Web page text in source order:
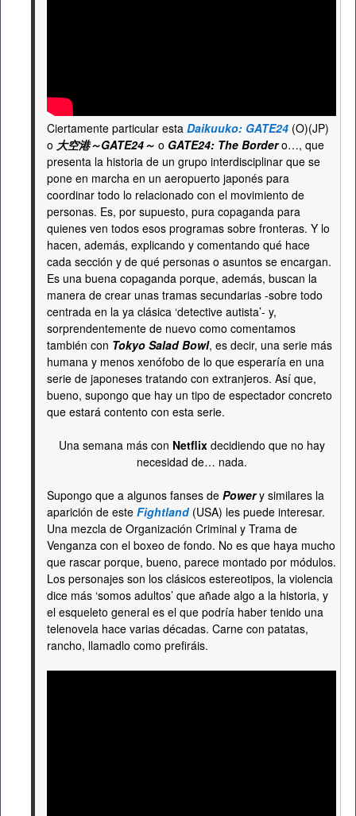
Ciertamente particular esta Daikuuko: GATE24 (O)(JP)
o 大空港～GATE24～ o GATE24: The Border o…, que
presenta la historia de un grupo interdisciplinar que se
pone en marcha en un aeropuerto japonés para
coordinar todo lo relacionado con el movimiento de
personas. Es, por supuesto, pura copaganda para
quienes ven todos esos programas sobre fronteras. Y lo
hacen, además, explicando y comentando qué hace
cada sección y de qué personas o asuntos se encargan.
Es una buena copaganda porque, además, buscan la
manera de crear unas tramas secundarias -sobre todo
centrada en la ya clásica ‘detective autista’- y,
sorprendentemente de nuevo como comentamos
también con Tokyo Salad Bowl, es decir, una serie más
humana y menos xenófobo de lo que esperaría en una
serie de japoneses tratando con extranjeros. Así que,
bueno, supongo que hay un tipo de espectador concreto
que estará contento con esta serie.
Una semana más con Netflixdecidiendo que no hay
necesidad de… nada.
Supongo que a algunos fanses de Power y similares la
aparición de este Fightland (USA) les puede interesar.
Una mezcla de Organización Criminal y Trama de
Venganza con el boxeo de fondo. No es que haya mucho
que rascar porque, bueno, parece montado por módulos.
Los personajes son los clásicos estereotipos, la violencia
dice más ‘somos adultos’ que añade algo a la historia, y
el esqueleto general es el que podría haber tenido una
telenovela hace varias décadas. Carne con patatas,
rancho, llamadlo como prefiráis.